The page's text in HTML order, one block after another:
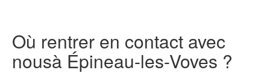
Où rentrer en contact avec
nousà Épineau-les-Voves ?